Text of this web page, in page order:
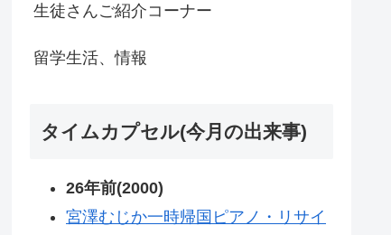
生徒さんご紹介コーナー
留学生活、情報
タイムカプセル(今月の出来事)
26年前(2000)
宮澤むじか一時帰国ピアノ・リサイ